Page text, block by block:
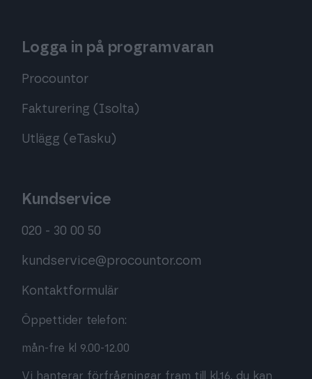
Logga in på programvaran
Procountor
Fakturering (Isolta)
Utlägg (eTasku)
Kundservice
020 - 30 00 50
kundservice@procountor.com
Kontaktformulär
Öppettider telefon:
mån-fre kl 9.00-12.00
Vi hanterar förfrågningar fram till kl.16, du kan